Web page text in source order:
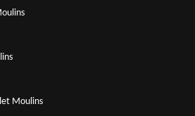
Moulins